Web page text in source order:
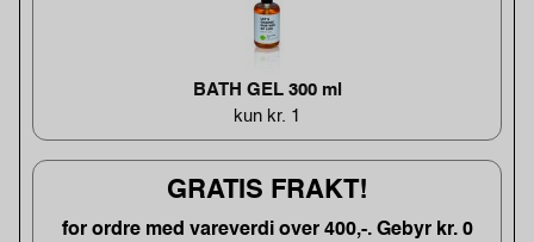
BATH GEL 300 ml
kun kr. 1
GRATIS FRAKT!
for ordre med vareverdi over 400,-. Gebyr kr. 0